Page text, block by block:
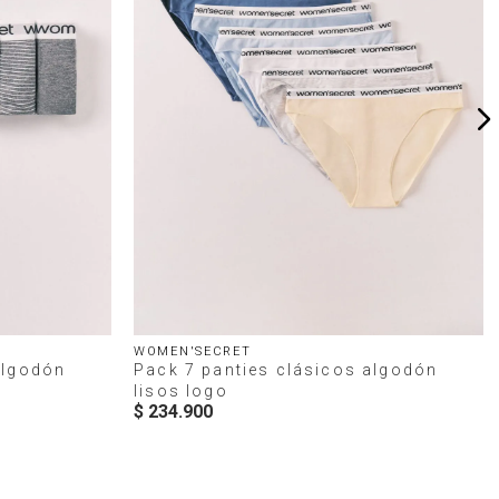
WOMEN'SECRET
Pack 7 panties clásicos algodón
lisos logo
$ 234.900